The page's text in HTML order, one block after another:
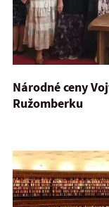
Národné ceny
Ružomberku